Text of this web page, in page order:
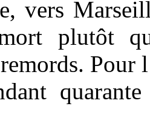
vers
plutôt
Pour